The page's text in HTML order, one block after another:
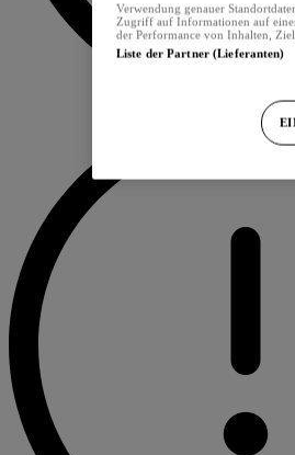
Verwendung genauer
Zugriff auf Informationen auf
der Performance von Inhalten,
Liste der Partner (Lieferanten)